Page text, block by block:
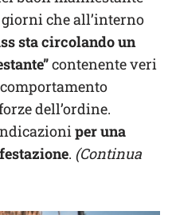
giorni che all’interno
sta circolando un
contenente veri
dell’ordine.
per una
. (Continua